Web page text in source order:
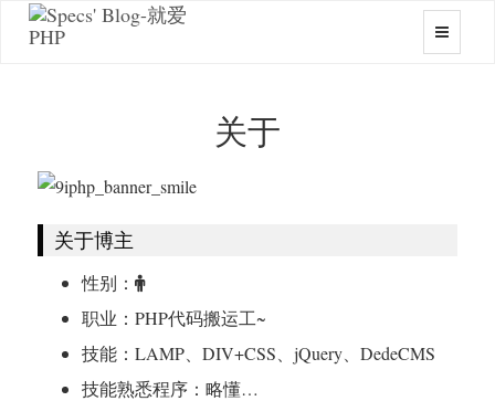
关于
关于博主
性别：
职业：PHP代码搬运工~
技能：LAMP、DIV+CSS、jQuery、DedeCMS
技能熟悉程序：略懂…